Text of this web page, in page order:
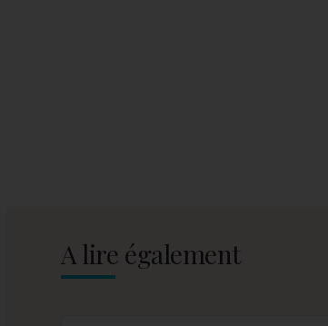
A lire également